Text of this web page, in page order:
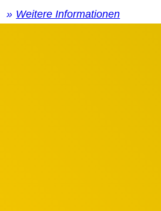
Weitere Informationen